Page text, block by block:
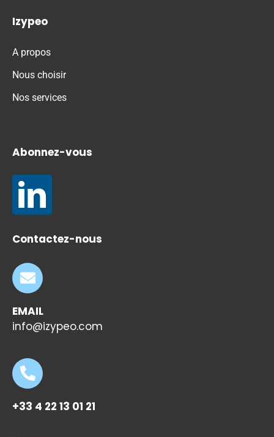
Izypeo
A propos
Nous choisir
Nos services
Abonnez-vous
Contactez-nous
EMAIL
info@izypeo.com
+33 4 22 13 01 21